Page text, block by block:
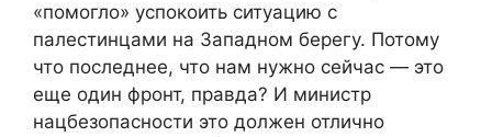
«помогло» успокоить ситуацию с
палестинцами на Западном берегу. Потому
что последнее, что нам нужно сейчас — это
еще один фронт, правда? И министр
нацбезопасности это должен отлично